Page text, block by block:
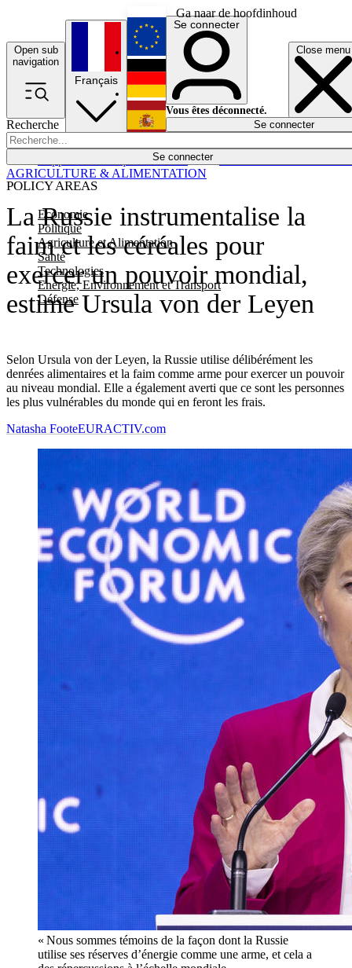
Ga naar de hoofdinhoud
Open sub
navigation
Close menu
Recherche
Se connecter
POLICY AREAS
Economie
Politique
Agriculture et Alimentation
Santé
Technologies
Energie, Environnement et Transport
Défense
Économie
Français
English
Deutsch
Español
Se connecter
Vous êtes déconnecté.
Se connecter
La Russie instrumentalise la
faim et les céréales pour
exercer un pouvoir mondial,
estime Ursula von der Leyen
Selon Ursula von der Leyen, la Russie utilise délibérément les
denrées alimentaires et la faim comme arme pour exercer un pouvoir
au niveau mondial. Elle a également averti que ce sont les personnes
les plus vulnérables du monde qui en feront les frais.
AGRICULTURE & ALIMENTATION
Natasha FooteEURACTIV.com
« Nous sommes témoins de la façon dont la Russie
utilise ses réserves d’énergie comme une arme, et cela a